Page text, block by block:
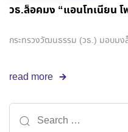
วธ.ล็อคมง “แอนโทเนียน
กระทรวงวัฒนธรรม (วธ.) มอบมง
read more